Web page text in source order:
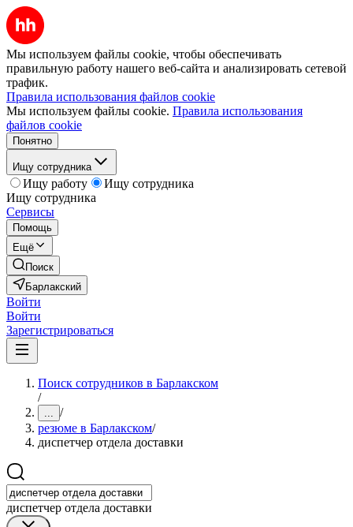
Мы используем файлы cookie, чтобы обеспечивать
правильную работу нашего веб-сайта и анализировать сетевой
трафик.
Правила использования файлов cookie
Мы используем файлы cookie. Правила использования
файлов cookie
Понятно
Ищу сотрудника
Ищу работу
Ищу сотрудника
Ищу сотрудника
Сервисы
Помощь
Ещё
Поиск
Барлакский
Войти
Войти
Зарегистрироваться
Поиск сотрудников в Барлакском
/
... /
резюме в Барлакском/
диспетчер отдела доставки
диспетчер отдела доставки